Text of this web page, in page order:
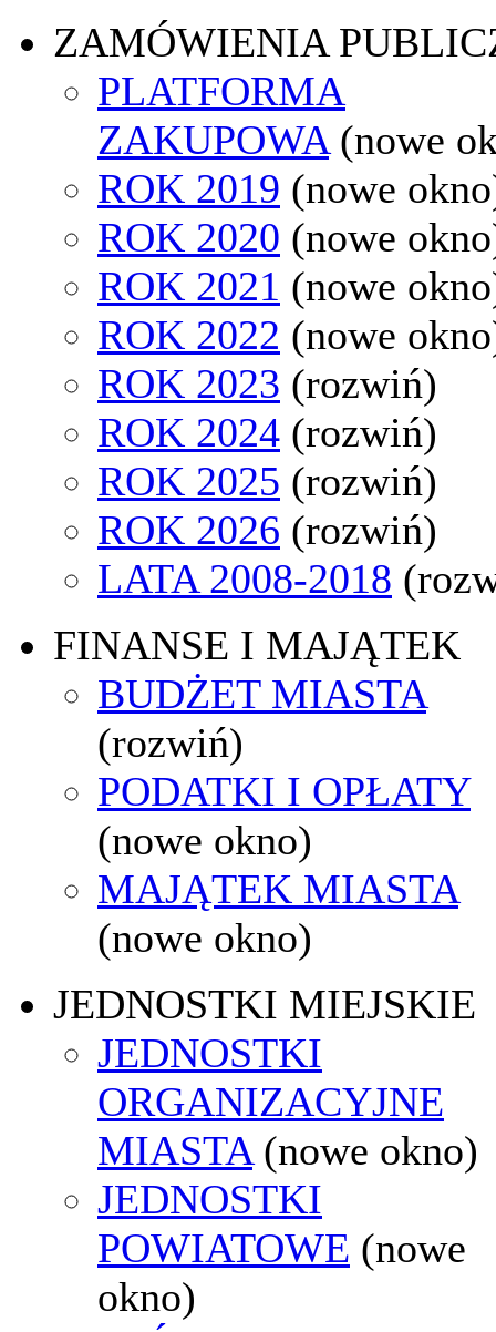
ZAMÓWIENIA
PLATFORMA
ZAKUPOWA (nowe
ROK 2019 (nowe
ROK 2020 (nowe
ROK 2021 (nowe
ROK 2022 (nowe
ROK 2023 (rozwiń)
ROK 2024 (rozwiń)
ROK 2025 (rozwiń)
ROK 2026 (rozwiń)
LATA 2008-2018
FINANSE I MAJĄTEK
BUDŻET MIASTA
(rozwiń)
PODATKI I OPŁATY
(nowe okno)
MAJĄTEK MIASTA
(nowe okno)
JEDNOSTKI MIEJSKIE
JEDNOSTKI
ORGANIZACYJNE
MIASTA (nowe okno)
JEDNOSTKI
POWIATOWE (nowe
okno)